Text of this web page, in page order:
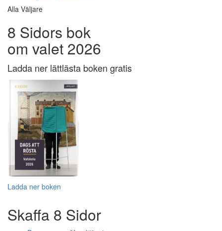
Alla Väljare
8 Sidors bok
om valet 2026
Ladda ner lättlästa boken gratis
Ladda ner boken
Skaffa 8 Sidor